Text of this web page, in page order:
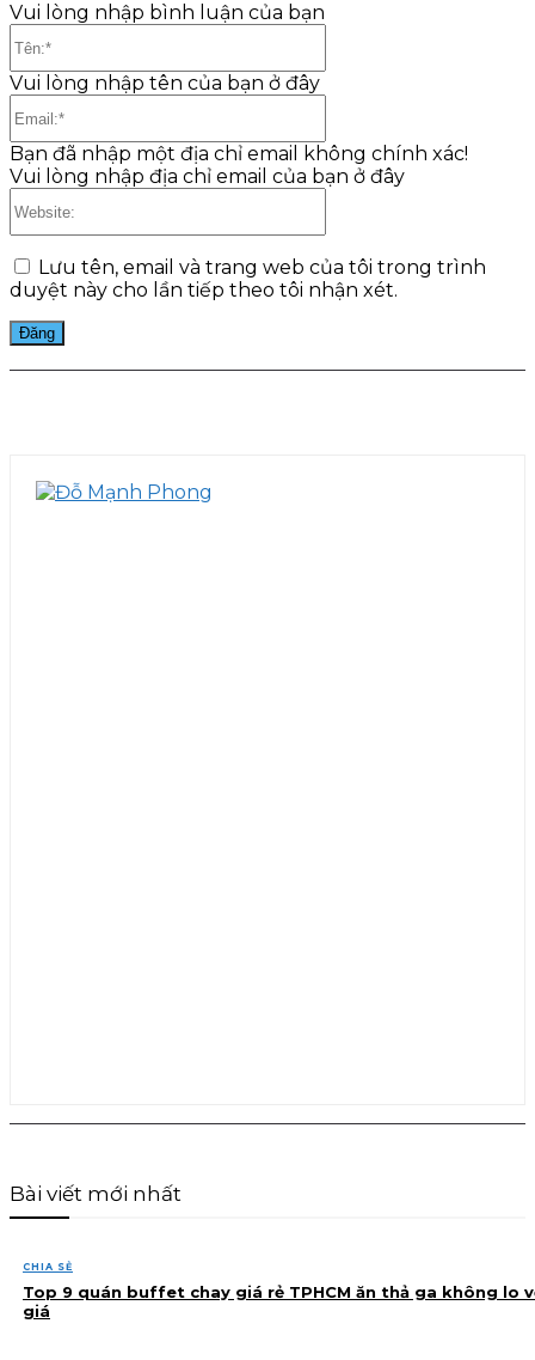
Vui lòng nhập bình luận của bạn
Vui lòng nhập tên của bạn ở đây
Bạn đã nhập một địa chỉ email không chính xác!
Vui lòng nhập địa chỉ email của bạn ở đây
Lưu tên, email và trang web của tôi trong trình
duyệt này cho lần tiếp theo tôi nhận xét.
Bài viết mới nhất
CHIA SẺ
Top 9 quán buffet chay giá rẻ TPHCM ăn thả ga không lo
giá